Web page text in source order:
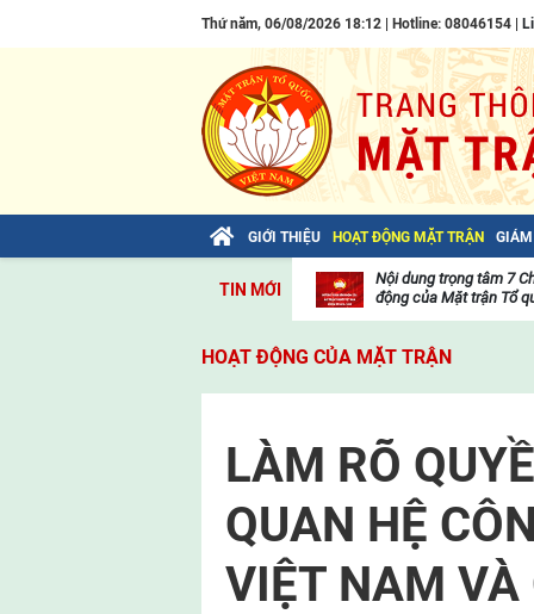
Thứ năm, 06/08/2026 18:12 | Hotline: 08046154 |
GIỚI THIỆU HOẠT ĐỘNG MẶT TRẬN GIÁM
TIN MỚI
Bài viết của Tổng Bí thư Tô Lâm: TIẾN
viện
Nội dung trọng tâm 7
động của Mặt trận Tổ
HOẠT ĐỘNG CỦA MẶT TRẬN
LÀM RÕ
QUAN HỆ
VIỆT NAM VÀ